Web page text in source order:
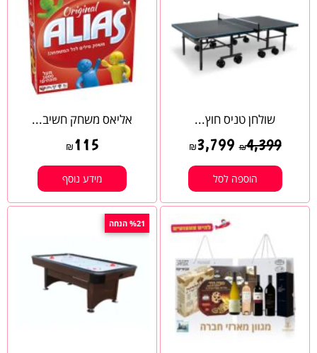
שולחן טניס חוץ...
₪4,399
₪3,799
הוספה לסל
אליאס משחק חשיב...
₪ 115
מידע נוסף
%21 הנחה